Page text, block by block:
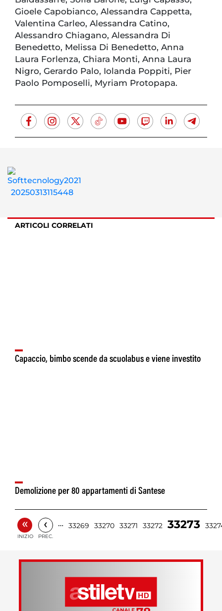
Gioele Capobianco, Alessandra Cappetta,
Valentina Carleo, Alessandra Catino,
Alessandro Chiagano, Alessandra Di
Benedetto, Melissa Di Benedetto, Anna
Laura Forlenza, Chiara Monti, Anna Laura
Nigro, Gerardo Palo, Iolanda Poppiti, Pier
Paolo Pomposelli, Myriam Protopapa.
ARTICOLI CORRELATI
Capaccio, bimbo scende da scuolabus e viene investito
Demolizione per 80 appartamenti di Santese
«
INIZIO
‹
PREC.
… 33269 33270 33271 33272 33273